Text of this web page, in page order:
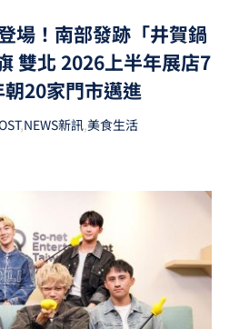
場！南部發跡「井賀鍋
雙北 2026上半年展店7
20家門市邁進
,NEWS新訊,美食生活